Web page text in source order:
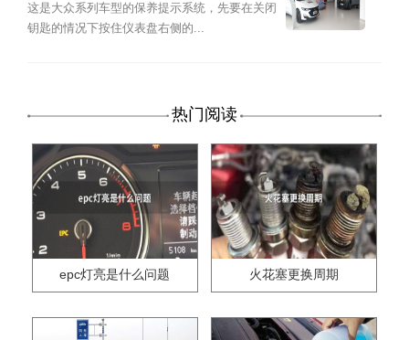
这是大众系列车型的保养提示系统，先要在关闭
钥匙的情况下按住仪表盘右侧的...
热门阅读
epc灯亮是什么问题 火花塞更换周期